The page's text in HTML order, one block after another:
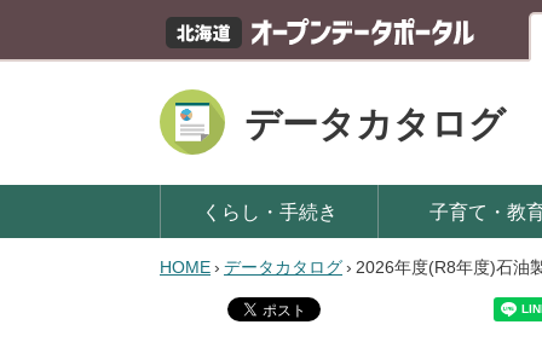
データカタログ
くらし・手続き 子育て・教
HOME› データカタログ› 2026年度(R8年度)石油